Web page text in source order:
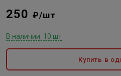
250 ₽/шт
В наличии: 10 шт
Купить в